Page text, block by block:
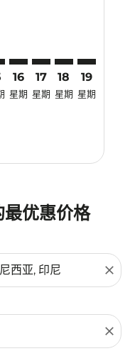
16
星期
17
星期
18
星期
19
星期
优惠价格
close
close